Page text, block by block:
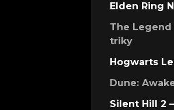
Elden Ring
The
triky
Hogwarts
Dune:
Silent Hill 2